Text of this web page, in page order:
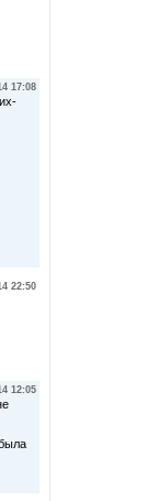
17:08
22:50
12:05